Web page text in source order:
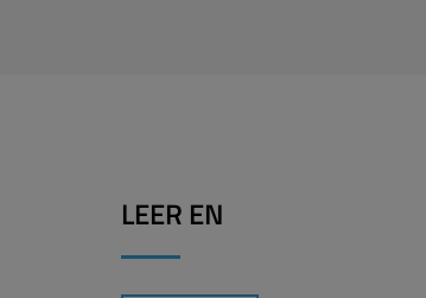
LEER EN